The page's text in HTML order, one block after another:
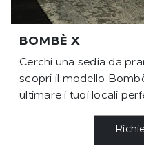
BOMBÈ X
Cerchi una sedia da
scopri il modello
ultimare i tuoi locali